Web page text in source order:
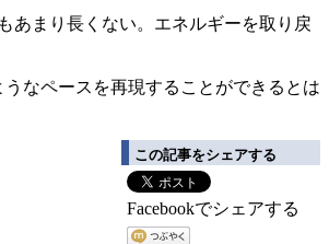
あまり長くない。エネルギーを取り戻
なペースを再現することができるとは
この記事をシェアする
Facebookでシェアする